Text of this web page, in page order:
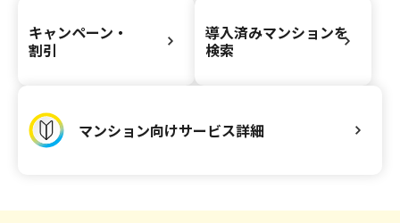
キャンペーン・
割引
導入済みマンションを
検索
マンション向けサービス詳細